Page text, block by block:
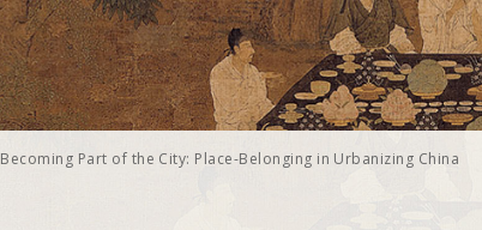
Becoming Part of the City: Place-Belonging in Urbanizing China